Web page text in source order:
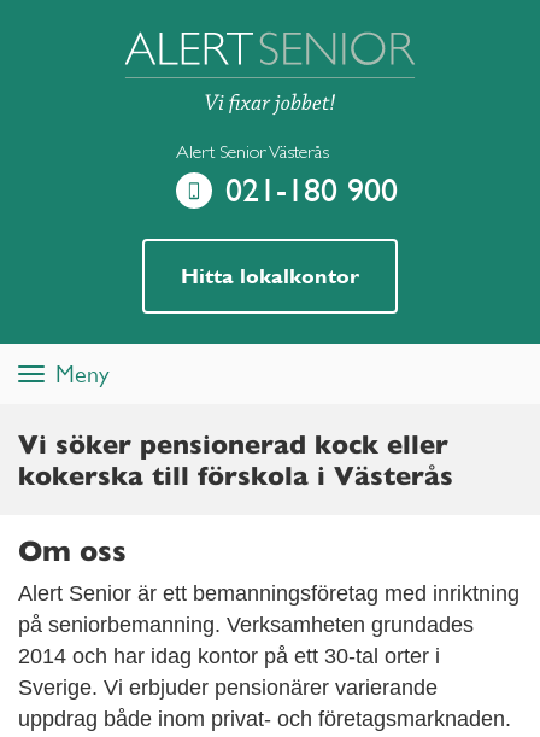
Alert Senior Västerås
021-180 900
Hitta lokalkontor
Toggle
navigation
Meny
Vi söker pensionerad kock eller
kokerska till förskola i Västerås
Om oss
Alert Senior är ett bemanningsföretag med inriktning
på seniorbemanning. Verksamheten grundades
2014 och har idag kontor på ett 30-tal orter i
Sverige. Vi erbjuder pensionärer varierande
uppdrag både inom privat- och företagsmarknaden.